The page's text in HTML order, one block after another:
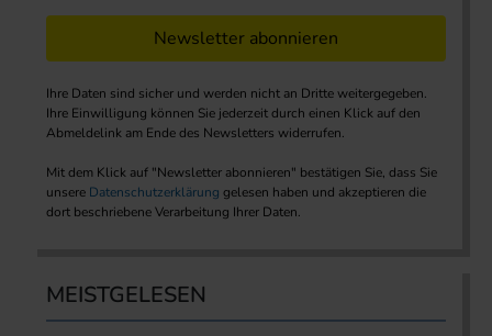
Newsletter abonnieren
Ihre Daten sind sicher und werden nicht an Dritte weitergegeben.
Ihre Einwilligung können Sie jederzeit durch einen Klick auf den
Abmeldelink am Ende des Newsletters widerrufen.
Mit dem Klick auf "Newsletter abonnieren" bestätigen Sie, dass Sie
unsere Datenschutzerklärung gelesen haben und akzeptieren die
dort beschriebene Verarbeitung Ihrer Daten.
MEISTGELESEN